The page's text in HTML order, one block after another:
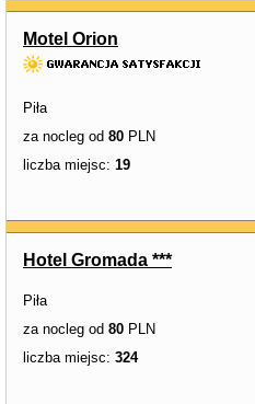
Motel Orion
Piła
za nocleg od 80 PLN
liczba miejsc: 19
Hotel Gromada ***
Piła
za nocleg od 80 PLN
liczba miejsc: 324